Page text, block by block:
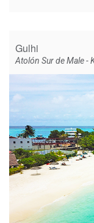
Gulhi
Atolón Sur de Male -